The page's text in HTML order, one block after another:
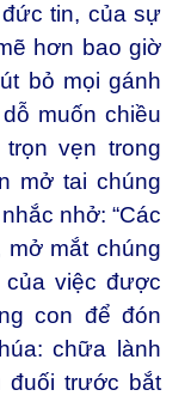
tin, của sự
hơn bao giờ
bỏ mọi gánh
muốn chiều
vẹn trong
mở tai chúng
nhở: “Các
mở mắt chúng
việc được
con để đón
chữa lành
đuối trước bắt